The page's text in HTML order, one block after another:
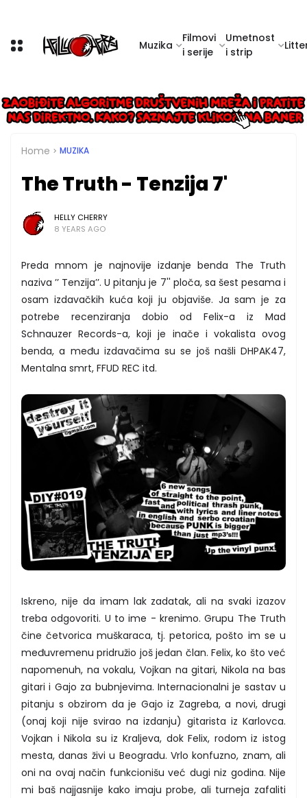
Muzika
Filmovi
i serije
Umetnost
i strip
Home MUZIKA
The Truth - Tenzija 7'
HELLY CHERRY
8 YEARS AGO
Preda mnom je najnovije izdanje benda The Truth
naziva ’’ Tenzija’’. U pitanju je 7'' ploča, sa šest pesama i
osam izdavačkih kuća koji ju objaviše. Ja sam je za
potrebe recenziranja dobio od Felix-a iz Mad
Schnauzer Records-a, koji je inače i vokalista ovog
benda, a među izdavačima su se još našli DHPAK47,
Mentalna smrt, FFUD REC itd.
Iskreno, nije da imam lak zadatak, ali na svaki izazov
treba odgovoriti. U to ime - krenimo. Grupu The Truth
čine četvorica muškaraca, tj. petorica, pošto im se u
međuvremenu pridružio još jedan član. Felix, ko što već
napomenuh, na vokalu, Vojkan na gitari, Nikola na bas
gitari i Gajo za bubnjevima. Internacionalni je sastav u
pitanju s obzirom da je Gajo iz Zagreba, a novi, drugi
(onaj koji nije svirao na izdanju) gitarista iz Karlovca.
Vojkan i Nikola su iz Kraljeva, dok Felix, rodom iz istog
mesta, danas živi u Beogradu. Vrlo konfuzno, znam, ali
oni na ovaj način funkcionišu već dugi niz godina. Nije
mi baš najjasnije kako imaju probe, ali turneja zafaliti